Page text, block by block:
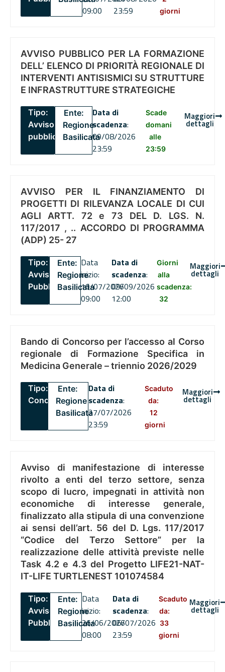
09:00
23:59
giorni
AVVISO PUBBLICO PER LA FORMAZIONE
DELL’ ELENCO DI PRIORITÀ REGIONALE DI
INTERVENTI ANTISISMICI SU STRUTTURE
E INFRASTRUTTURE STRATEGICHE
Tipo:
Avviso
pubblico
Ente:
Regione
Basilicata
Data di
scadenza:
09/08/2026
23:59
Scade
domani
alle
23:59
Maggiori
dettagli
AVVISO PER IL FINANZIAMENTO DI
PROGETTI DI RILEVANZA LOCALE DI CUI
AGLI ARTT. 72 e 73 DEL D. LGS. N.
117/2017 , .. ACCORDO DI PROGRAMMA
(ADP) 25- 27
Tipo:
Avviso
Pubblico
Ente:
Regione
Basilicata
Data
inizio:
16/07/2026
09:00
Data di
scadenza:
09/09/2026
12:00
Giorni
alla
scadenza:
32
Maggiori
dettagli
Bando di Concorso per l’accesso al Corso
regionale di Formazione Specifica in
Medicina Generale – triennio 2026/2029
Tipo:
Concorsi
Ente:
Regione
Basilicata
Data di
scadenza:
27/07/2026
23:59
Scaduto
da:
12
giorni
Maggiori
dettagli
Avviso di manifestazione di interesse
rivolto a enti del terzo settore, senza
scopo di lucro, impegnati in attività non
economiche di interesse generale,
finalizzato alla stipula di una convenzione
ai sensi dell’art. 56 del D. Lgs. 117/2017
“Codice del Terzo Settore” per la
realizzazione delle attività previste nelle
Task 4.2 e 4.3 del Progetto LIFE21-NAT-
IT-LIFE TURTLENEST 101074584
Tipo:
Avviso
Pubblico
Ente:
Regione
Basilicata
Data
inizio:
26/06/2026
08:00
Data di
scadenza:
06/07/2026
23:59
Scaduto
da:
33
giorni
Maggiori
dettagli